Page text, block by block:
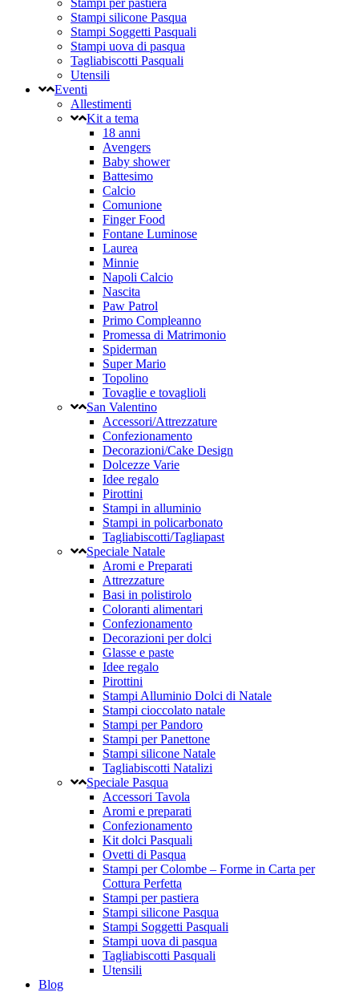
Stampi per pastiera
Stampi silicone Pasqua
Stampi Soggetti Pasquali
Stampi uova di pasqua
Tagliabiscotti Pasquali
Utensili
Eventi
Allestimenti
Kit a tema
18 anni
Avengers
Baby shower
Battesimo
Calcio
Comunione
Finger Food
Fontane Luminose
Laurea
Minnie
Napoli Calcio
Nascita
Paw Patrol
Primo Compleanno
Promessa di Matrimonio
Spiderman
Super Mario
Topolino
Tovaglie e tovaglioli
San Valentino
Accessori/Attrezzature
Confezionamento
Decorazioni/Cake Design
Dolcezze Varie
Idee regalo
Pirottini
Stampi in alluminio
Stampi in policarbonato
Tagliabiscotti/Tagliapast
Speciale Natale
Aromi e Preparati
Attrezzature
Basi in polistirolo
Coloranti alimentari
Confezionamento
Decorazioni per dolci
Glasse e paste
Idee regalo
Pirottini
Stampi Alluminio Dolci di Natale
Stampi cioccolato natale
Stampi per Pandoro
Stampi per Panettone
Stampi silicone Natale
Tagliabiscotti Natalizi
Speciale Pasqua
Accessori Tavola
Aromi e preparati
Confezionamento
Kit dolci Pasquali
Ovetti di Pasqua
Stampi per Colombe – Forme in Carta per
Cottura Perfetta
Stampi per pastiera
Stampi silicone Pasqua
Stampi Soggetti Pasquali
Stampi uova di pasqua
Tagliabiscotti Pasquali
Utensili
Blog